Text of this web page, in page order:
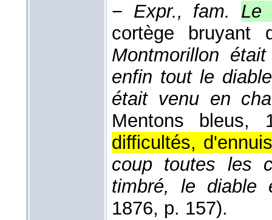
− Expr., fam.
Le
cortège bruyant
Montmorillon
enfin tout le
était venu en
Mentons bleus,
difficultés,
coup toutes les
timbré, le diable
1876, p. 157).